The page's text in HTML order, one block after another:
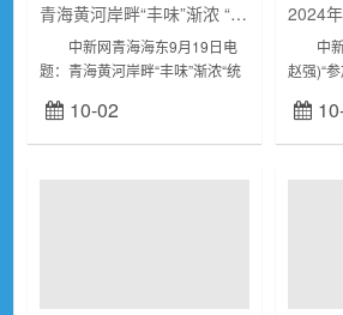
青海黄河岸畔“丰味”渐浓 “统种共富”村民齐增收
中新网青海海东9月19日电
题：青海黄河岸畔“丰味”渐浓“统
隽 秋日高原，在黄河上游的
青海省海东市化隆回族自治县
10-02
中新
赵强)“
在秋分
时，也